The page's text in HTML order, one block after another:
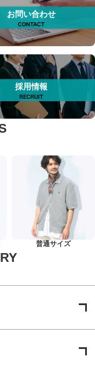
お問い合わせ
採用情報
普通サイズ